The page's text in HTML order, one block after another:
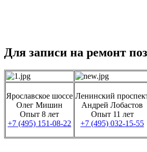
Для записи на ремонт
Ярославское шоссе
Олег Мишин
Опыт 8 лет
+7 (495) 151-08-22
Ленинский
Андрей Лобастов
Опыт 11 лет
+7 (495) 032-15-55